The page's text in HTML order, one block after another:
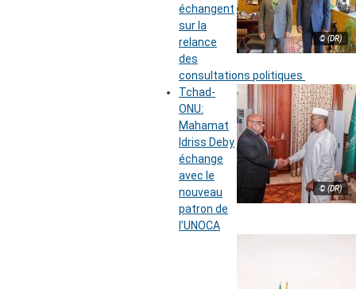
© (DR)
échangent
sur la
relance
des
consultations politiques
© (DR)
Tchad-
ONU:
Mahamat
Idriss Deby
échange
avec le
nouveau
patron de
l’UNOCA